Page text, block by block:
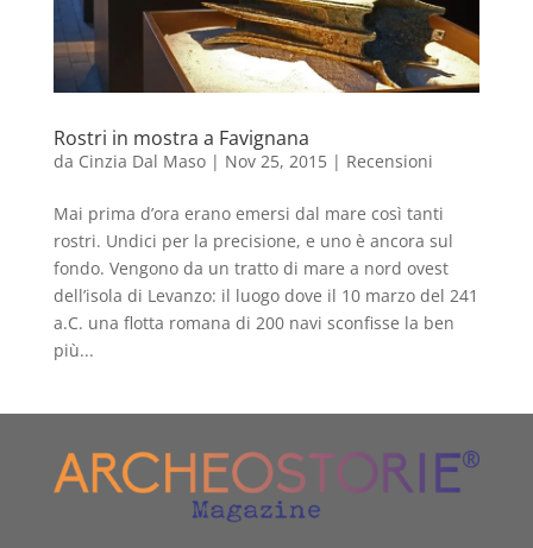
Rostri in mostra a Favignana
da Cinzia Dal Maso| Nov 25, 2015| Recensioni
Mai prima d’ora erano emersi dal mare così tanti
rostri. Undici per la precisione, e uno è ancora sul
fondo. Vengono da un tratto di mare a nord ovest
dell’isola di Levanzo: il luogo dove il 10 marzo del 241
a.C. una flotta romana di 200 navi sconfisse la ben
più...